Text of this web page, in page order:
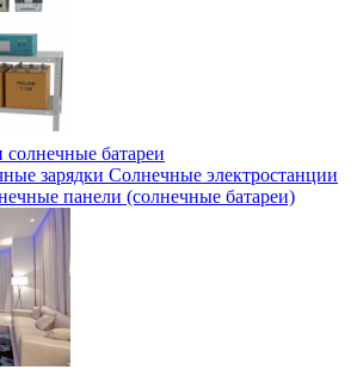
батареи
зарядки Солнечные электростанции
панели (солнечные батареи)